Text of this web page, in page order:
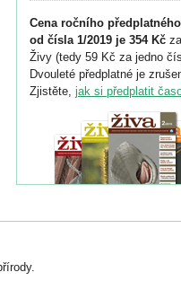
Cena ročního předplatného
od čísla 1/2019 je 354 Kč
Živy (tedy 59 Kč za jedno
Dvouleté předplatné je
Zjistěte, jak si předplatit